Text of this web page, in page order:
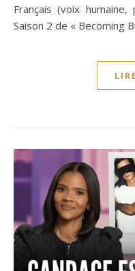
Français (voix
Saison 2 de « Becoming